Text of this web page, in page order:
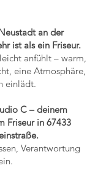
an der
ist als ein Friseur.
anfühlt – warm,
eine Atmosphäre,
einlädt.
C – deinem
Friseur in 67433
Verantwortung